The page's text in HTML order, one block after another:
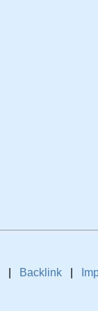
Backlink